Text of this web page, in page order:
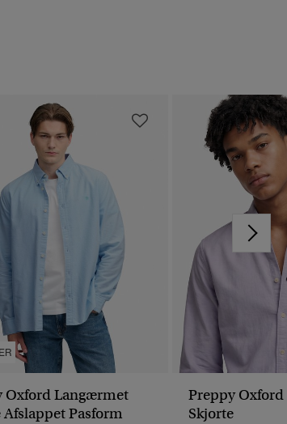
Oxford Langærmet
Afslappet Pasform
Preppy
Skjorte